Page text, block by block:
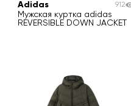
Adidas
Мужская куртка adidas
REVERSIBLE DOWN JACKET
912